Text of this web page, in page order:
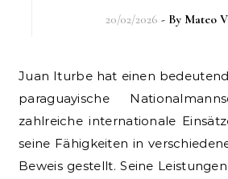
20/02/2026 - By Mateo
Juan Iturbe hat einen bedeutenden Einfluss auf die
paraguayische
zahlreiche internationale
seine Fähigkeiten in
Beweis gestellt. Seine